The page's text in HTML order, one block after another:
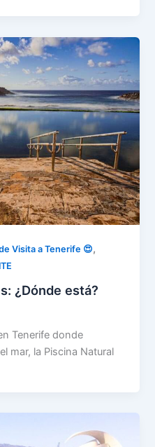
Visita a Tenerife 😍,
¿Dónde está?
Tenerife donde
mar, la Piscina Natural